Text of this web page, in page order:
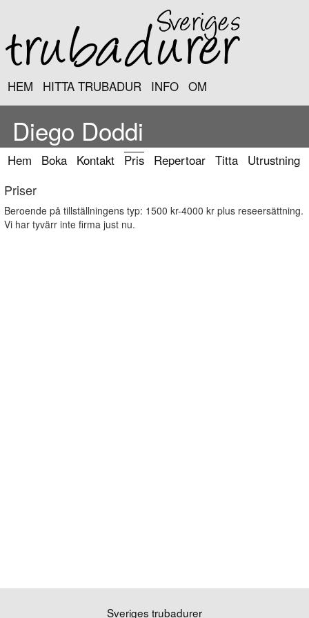
HEM HITTA TRUBADUR INFO OM
Diego Doddi
Hem Boka Kontakt Pris Repertoar Titta Utrustning
Priser
Beroende på tillställningens typ: 1500 kr-4000 kr plus reseersättning.
Vi har tyvärr inte firma just nu.
Sveriges trubadurer